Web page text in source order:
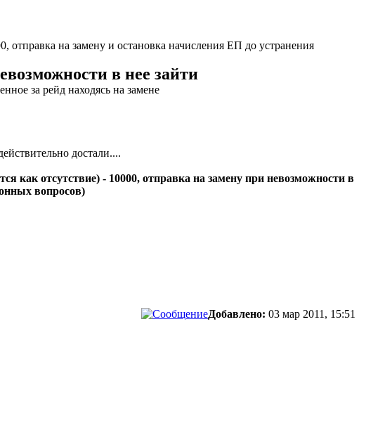
на замену и остановка начисления ЕП до устранения
в нее зайти
за рейд находясь на замене
достали....
как отсутствие) - 10000, отправка на замену при невозможности в
вопросов)
Добавлено: 03 мар 2011, 15:51